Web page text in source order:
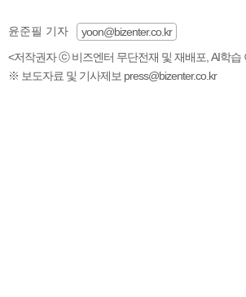
윤준필 기자
yoon@bizenter.co.kr
<저작권자 ⓒ 비즈엔터 무단전재 및 재배포, AI학습
※ 보도자료 및 기사제보 press@bizenter.co.kr